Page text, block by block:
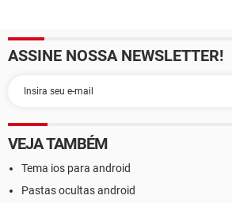
ASSINE NOSSA NEWSLETTER!
VEJA TAMBÉM
Tema ios para android
Pastas ocultas android